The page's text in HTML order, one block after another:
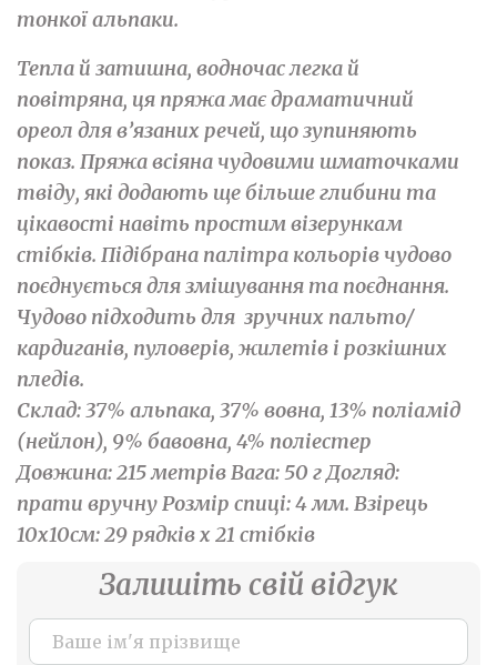
тонкої альпаки.
Тепла й затишна, водночас легка й
повітряна, ця пряжа має драматичний
ореол для в’язаних речей, що зупиняють
показ. Пряжа всіяна чудовими шматочками
твіду, які додають ще більше глибини та
цікавості навіть простим візерункам
стібків. Підібрана палітра кольорів чудово
поєднується для змішування та поєднання.
Чудово підходить для зручних пальто/
кардиганів, пуловерів, жилетів і розкішних
пледів.
Склад: 37% альпака, 37% вовна, 13% поліамід
(нейлон), 9% бавовна, 4% поліестер
Довжина: 215 метрів Вага: 50 г Догляд:
прати вручну Розмір спиці: 4 мм. Взірець
10х10см: 29 рядків х 21 стібків
Залишіть свій відгук